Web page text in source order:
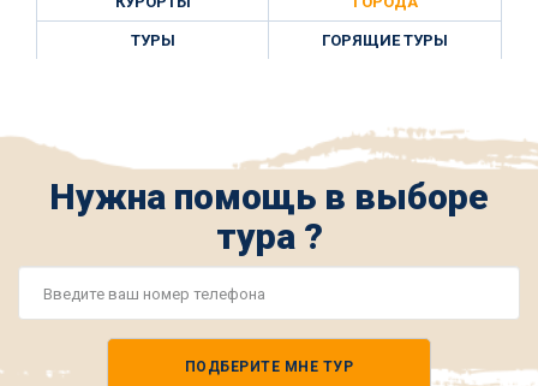
ТУРЫ ГОРЯЩИЕ ТУРЫ
Нужна помощь в выборе
тура ?
ПОДБЕРИТЕ МНЕ ТУР